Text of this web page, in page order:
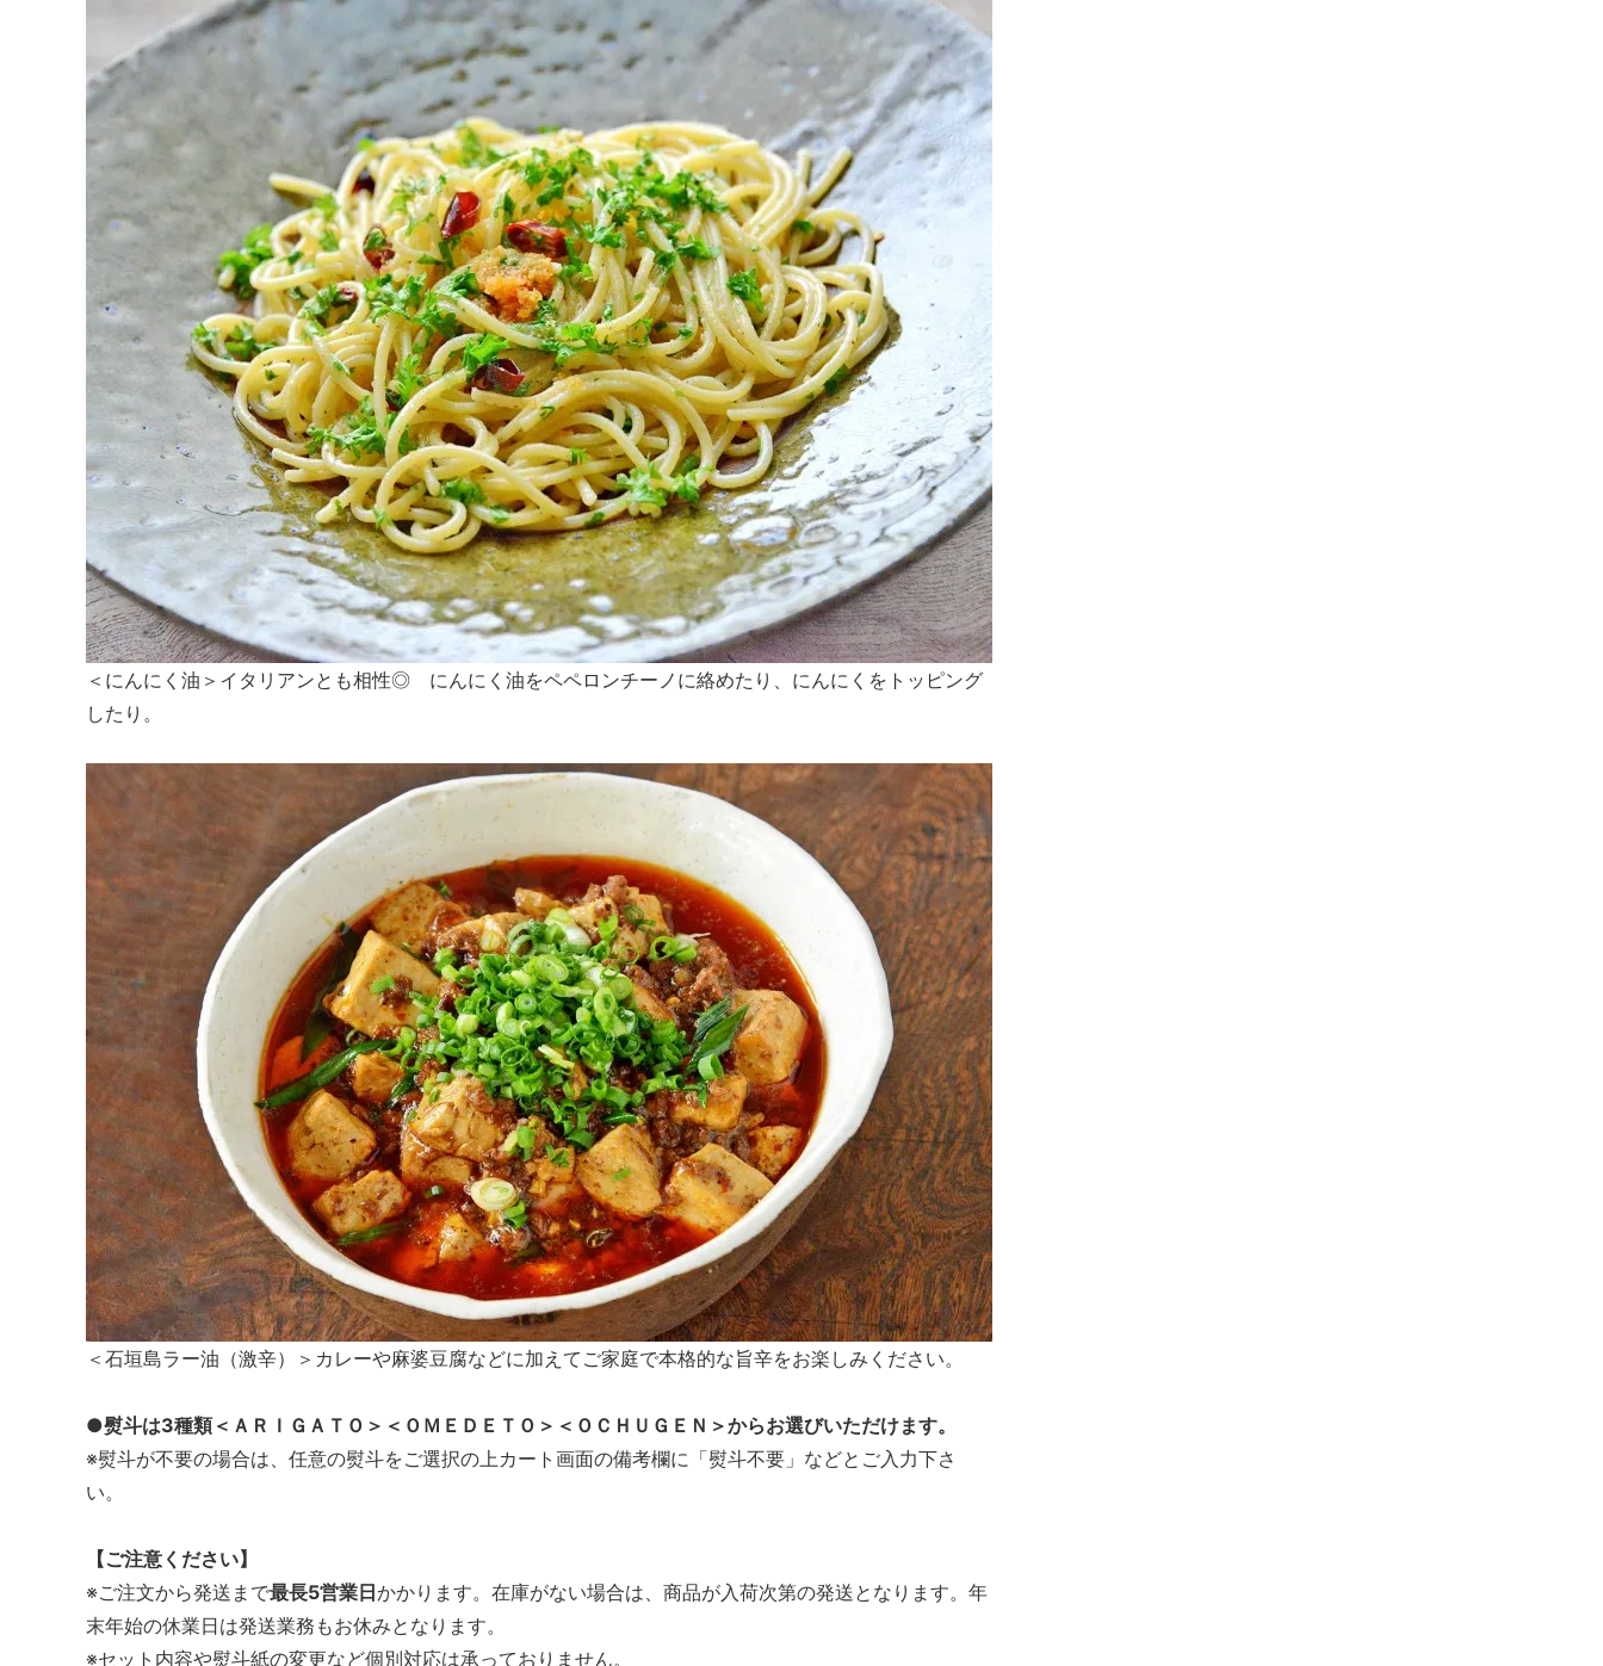
＜にんにく油＞イタリアンとも相性◎ にんにく油をペペロンチーノに絡めたり、にんにくをトッピング
したり。
＜石垣島ラー油（激辛）＞カレーや麻婆豆腐などに加えてご家庭で本格的な旨辛をお楽しみください。
●熨斗は3種類＜ＡＲＩＧＡＴＯ＞＜ＯＭＥＤＥＴＯ＞＜ＯＣＨＵＧＥＮ＞からお選びいただけます。
※熨斗が不要の場合は、任意の熨斗をご選択の上カート画面の備考欄に「熨斗不要」などとご入力下さ
い。
【ご注意ください】
※ご注文から発送まで最長5営業日かかります。在庫がない場合は、商品が入荷次第の発送となります。年
末年始の休業日は発送業務もお休みとなります。
※セット内容や熨斗紙の変更など個別対応は承っておりません。